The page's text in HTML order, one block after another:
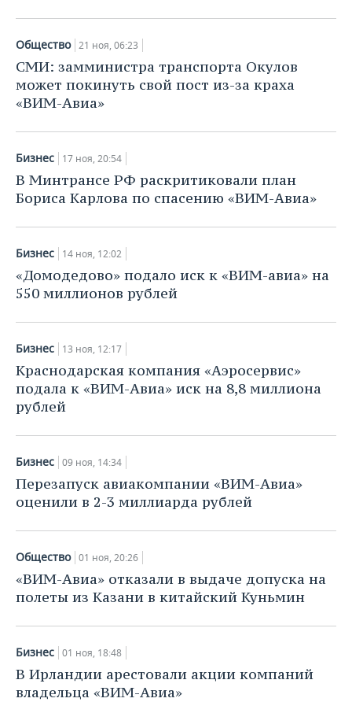
Общество 21 ноя, 06:23
СМИ: замминистра транспорта Окулов
может покинуть свой пост из-за краха
«ВИМ-Авиа»
Бизнес 17 ноя, 20:54
В Минтрансе РФ раскритиковали план
Бориса Карлова по спасению «ВИМ-Авиа»
Бизнес 14 ноя, 12:02
«Домодедово» подало иск к «ВИМ-авиа» на
550 миллионов рублей
Бизнес 13 ноя, 12:17
Краснодарская компания «Аэросервис»
подала к «ВИМ-Авиа» иск на 8,8 миллиона
рублей
Бизнес 09 ноя, 14:34
Перезапуск авиакомпании «ВИМ-Авиа»
оценили в 2-3 миллиарда рублей
Общество 01 ноя, 20:26
«ВИМ-Авиа» отказали в выдаче допуска на
полеты из Казани в китайский Куньмин
Бизнес 01 ноя, 18:48
В Ирландии арестовали акции компаний
владельца «ВИМ-Авиа»